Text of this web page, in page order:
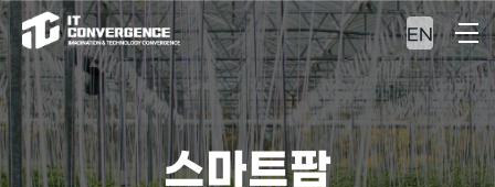
EN
스마트팜